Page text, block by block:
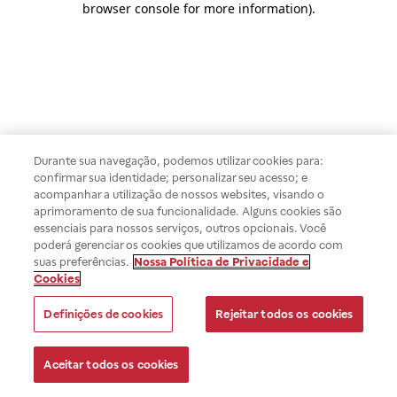
browser console for more information).
Durante sua navegação, podemos utilizar cookies para:
confirmar sua identidade; personalizar seu acesso; e
acompanhar a utilização de nossos websites, visando o
aprimoramento de sua funcionalidade. Alguns cookies são
essenciais para nossos serviços, outros opcionais. Você
poderá gerenciar os cookies que utilizamos de acordo com
suas preferências. Nossa Política de Privacidade e
Cookies
Definições de cookies Rejeitar todos os cookies
Aceitar todos os cookies